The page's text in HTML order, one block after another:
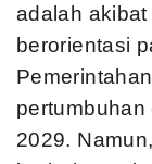
adalah
berorientasi
2029.